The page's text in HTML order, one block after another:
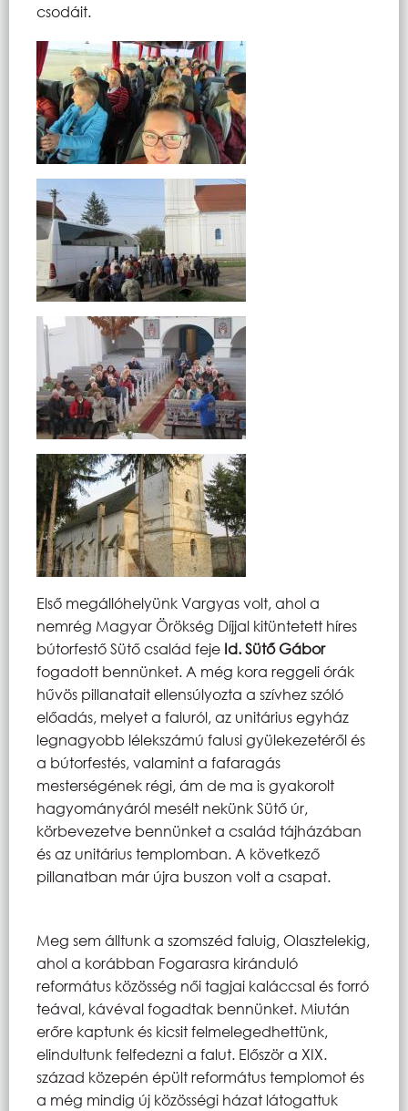
csodáit.
Első megállóhelyünk Vargyas volt, ahol a
nemrég Magyar Örökség Díjjal kitüntetett híres
bútorfestő Sütő család feje Id. Sütő Gábor
fogadott bennünket. A még kora reggeli órák
hűvös pillanatait ellensúlyozta a szívhez szóló
előadás, melyet a faluról, az unitárius egyház
legnagyobb lélekszámú falusi gyülekezetéről és
a bútorfestés, valamint a fafaragás
mesterségének régi, ám de ma is gyakorolt
hagyományáról mesélt nekünk Sütő úr,
körbevezetve bennünket a család tájházában
és az unitárius templomban. A következő
pillanatban már újra buszon volt a csapat.
Meg sem álltunk a szomszéd faluig, Olasztelekig,
ahol a korábban Fogarasra kiránduló
református közösség női tagjai kaláccsal és forró
teával, kávéval fogadtak bennünket. Miután
erőre kaptunk és kicsit felmelegedhettünk,
elindultunk felfedezni a falut. Először a XIX.
század közepén épült református templomot és
a még mindig új közösségi házat látogattuk